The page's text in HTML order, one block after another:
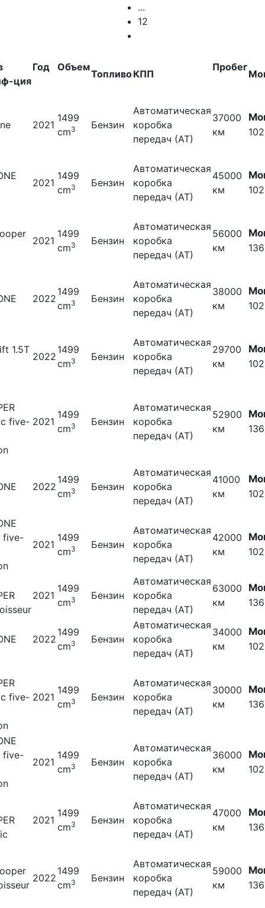
...
12
ция
Год Объем
ТопливоКПП
Пробег
2021
1499
cm3 Бензин
Автоматическая
коробка
передач (АТ)
37000
км
2021
1499
cm3 Бензин
Автоматическая
коробка
передач (АТ)
45000
км
2021
1499
cm3 Бензин
Автоматическая
коробка
передач (АТ)
56000
км
2022
1499
cm3 Бензин
Автоматическая
коробка
передач (АТ)
38000
км
1.5T
2022
1499
cm3 Бензин
Автоматическая
коробка
передач (АТ)
29700
км
five- 2021
1499
cm3 Бензин
Автоматическая
коробка
передач (АТ)
52900
км
2022
1499
cm3 Бензин
Автоматическая
коробка
передач (АТ)
41000
км
five-
2021
1499
cm3 Бензин
Автоматическая
коробка
передач (АТ)
42000
км
2021
1499
cm3 Бензин
Автоматическая
коробка
передач (АТ)
63000
км
2022
1499
cm3 Бензин
Автоматическая
коробка
передач (АТ)
34000
км
five- 2021
1499
cm3 Бензин
Автоматическая
коробка
передач (АТ)
30000
км
five-
2021
1499
cm3 Бензин
Автоматическая
коробка
передач (АТ)
36000
км
2021
1499
cm3 Бензин
Автоматическая
коробка
передач (АТ)
47000
км
2022
1499
cm3 Бензин
Автоматическая
коробка
передач (АТ)
59000
км